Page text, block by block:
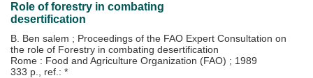
Role of forestry in combating
desertification
B. Ben salem ; Proceedings of the FAO Expert Consultation on
the role of Forestry in combating desertification
Rome : Food and Agriculture Organization (FAO) ; 1989
333 p., ref.: *